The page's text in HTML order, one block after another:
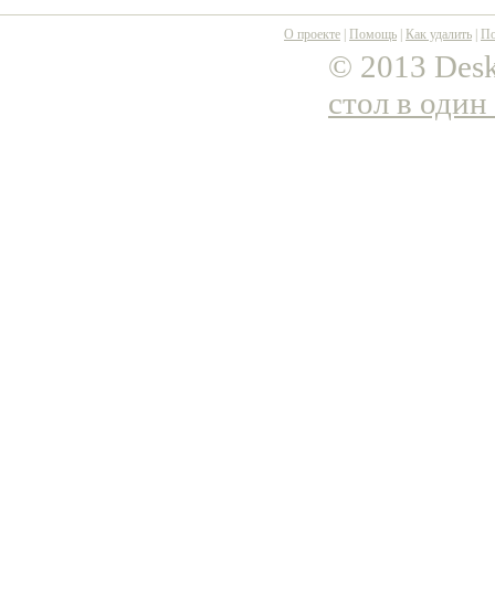
О проекте Помощь Как удалить
© 2013
стол в